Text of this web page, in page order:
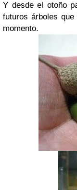
Y desde el otoño
futuros árboles
momento.